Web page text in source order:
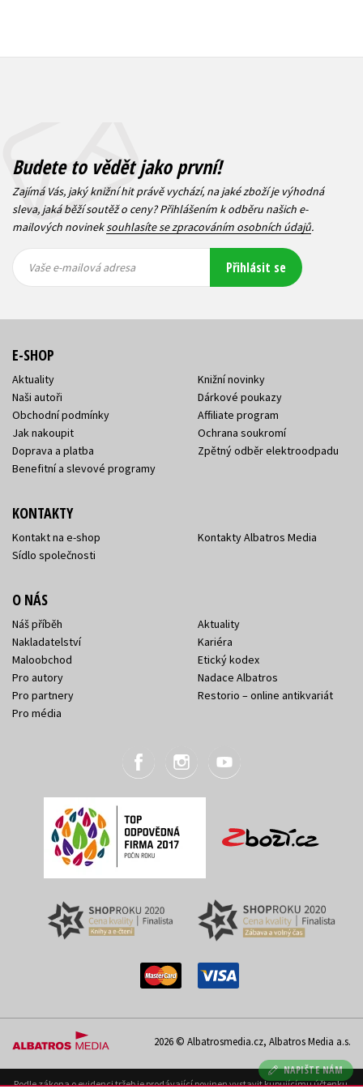
NAPIŠTE NÁM
Budete to vědět jako první!
Zajímá Vás, jaký knižní hit právě vychází, na jaké zboží je výhodná
sleva, jaká běží soutěž o ceny? Přihlášením k odběru našich e-
mailových novineksouhlasíte se zpracováním osobních údajů.
mailová
mailová
Vaše e-mailová adresa Přihlásit se
E-SHOP
Aktuality
Naši autoři
Obchodní podmínky
Jak nakoupit
Doprava a platba
Benefitní a slevové programy
Knižní novinky
Dárkové poukazy
Affiliate program
Ochrana soukromí
Zpětný odběr elektroodpadu
KONTAKTY
Kontakt na e-shop
Sídlo společnosti
Kontakty Albatros Media
O NÁS
Náš příběh
Nakladatelství
Maloobchod
Pro autory
Pro partnery
Pro média
Aktuality
Kariéra
Etický kodex
Nadace Albatros
Restorio – online antikvariát
2026 © Albatrosmedia.cz, Albatros Media a.s.
Podle zákona o evidenci tržeb je prodávající povinen vystavit kupujícímu účtenku.